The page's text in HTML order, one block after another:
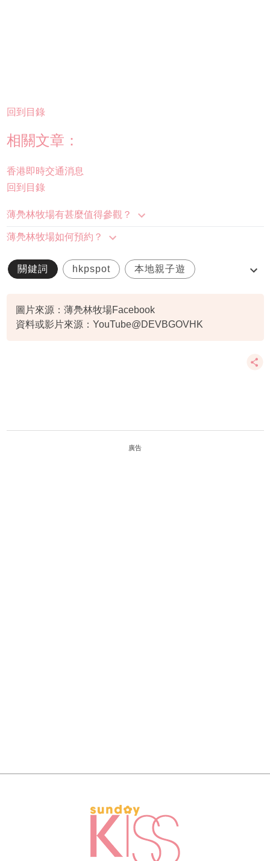
回到目錄
相關文章：
香港即時交通消息
回到目錄
薄鳧林牧場有甚麼值得參觀？
薄鳧林牧場如何預約？
關鍵詞 hkpspot 本地親子遊
圖片來源：薄鳧林牧場Facebook
資料或影片來源：YouTube@DEVBGOVHK
廣告